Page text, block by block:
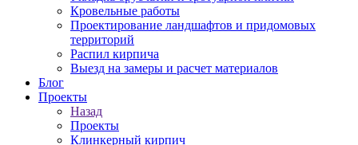
Кровельные работы
Проектирование ландшафтов и придомовых
территорий
Распил кирпича
Выезд на замеры и расчет материалов
Блог
Проекты
Назад
Проекты
Клинкерный кирпич